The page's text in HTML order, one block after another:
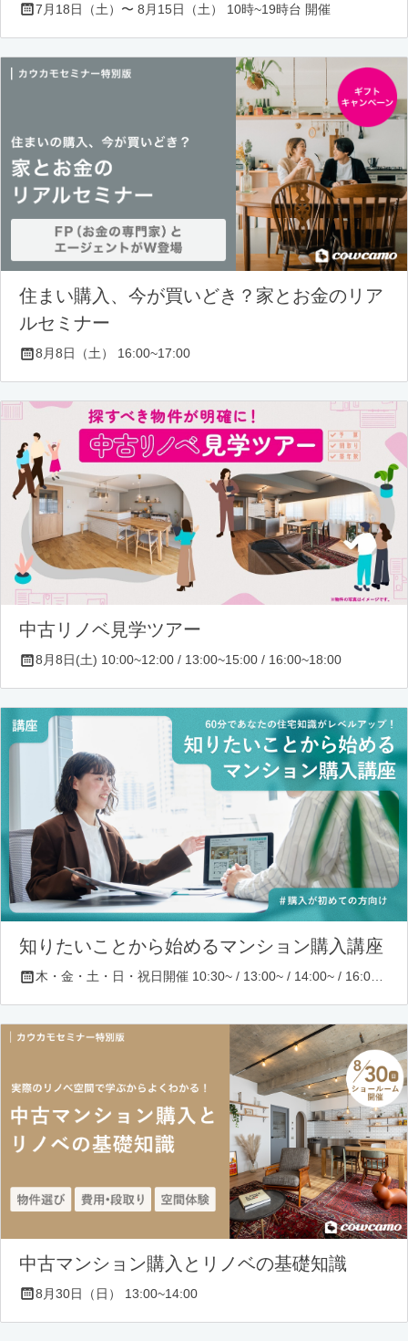
7月18日（土）〜 8月15日（土） 10時~19時台 開催
住まい購入、今が買いどき？家とお金のリア
ルセミナー
8月8日（土） 16:00~17:00
中古リノベ見学ツアー
8月8日(土) 10:00~12:00 / 13:00~15:00 / 16:00~18:00
知りたいことから始めるマンション購入講座
木・金・土・日・祝日開催 10:30~ / 13:00~ / 14:00~ / 16:00~ / 17:00~/ 18:30~/ 19:30~
中古マンション購入とリノベの基礎知識
8月30日（日） 13:00~14:00